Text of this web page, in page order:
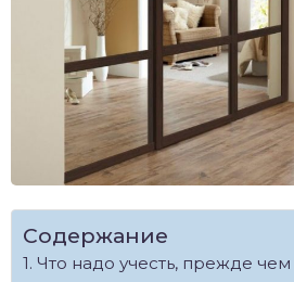
Содержание
Что надо учесть, прежде